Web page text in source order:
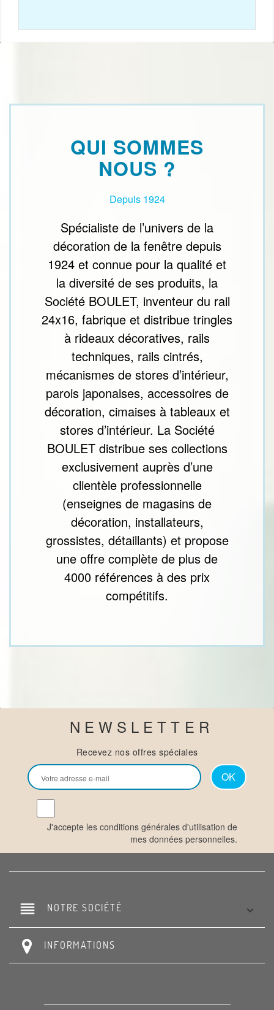
QUI SOMMES
NOUS ?
Depuis 1924
Spécialiste de l’univers de la
décoration de la fenêtre depuis
1924 et connue pour la qualité et
la diversité de ses produits, la
Société BOULET, inventeur du rail
24x16, fabrique et distribue tringles
à rideaux décoratives, rails
techniques, rails cintrés,
mécanismes de stores d’intérieur,
parois japonaises, accessoires de
décoration, cimaises à tableaux et
stores d’intérieur. La Société
BOULET distribue ses collections
exclusivement auprès d’une
clientèle professionnelle
(enseignes de magasins de
décoration, installateurs,
grossistes, détaillants) et propose
une offre complète de plus de
4000 références à des prix
compétitifs.
NEWSLETTER
Recevez nos offres spéciales
J'accepte les conditions générales d'utilisation de
mes données personnelles.
reorder NOTRE SOCIÉTÉ 
INFORMATIONS